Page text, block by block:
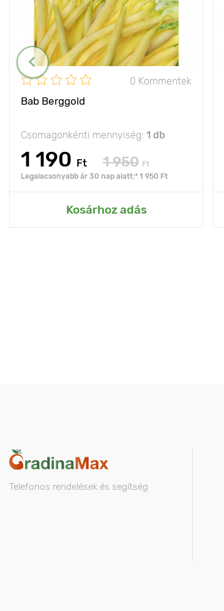
0 Kommentek
Bab Berggold
Csomagonkénti mennyiség: 1 db
1 190 Ft 1 950 Ft
Legalacsonyabb ár 30 nap alatt:* 1 950 Ft
Kosárhoz adás
Telefonos rendelések és segítség